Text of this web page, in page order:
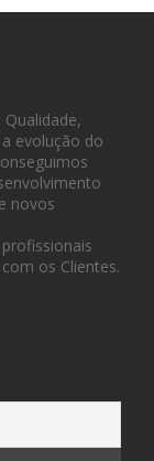
evolução do
novos
os Clientes.